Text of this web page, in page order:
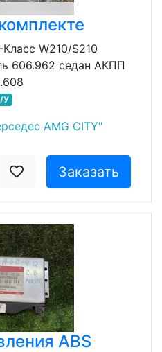
W210/S210
606.962 седан АКПП
У
AMG CITY"
Заказать
ABS